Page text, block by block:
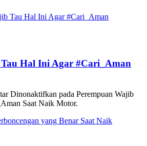
Hal Ini Agar #Cari_Aman
Dinonaktifkan pada Perempuan Wajib
Saat Naik Motor.